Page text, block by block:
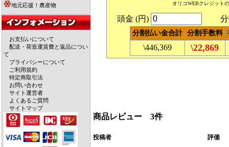
地元応援！農産物
お支払いについて
配送・荷造運賃費と返品につい
て
プライバシーについて
ご利用規約
特定商取引法
お問い合わせ
サイト運営者
よくあるご質問
サイトマップ
オリコWEBクレジット
頭金 (円) 分割
分割払い金合計 分割手数料
\446,369 \22,869
商品レビュー 3件
投稿者 評価